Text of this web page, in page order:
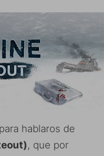
hablaros de
, que por